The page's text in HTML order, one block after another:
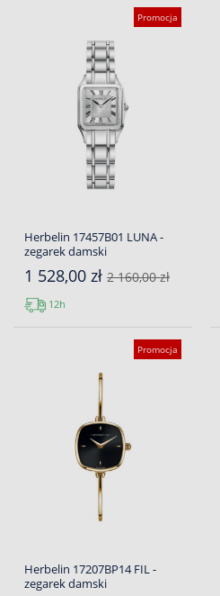
Promocja
Herbelin 17457B01 LUNA -
zegarek damski
1 528,00 zł 2 160,00 zł
12h
Promocja
Herbelin 17207BP14 FIL -
zegarek damski